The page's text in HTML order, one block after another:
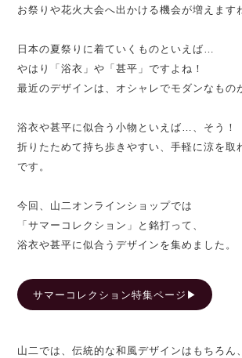
お祭りや花火大会へ出かける機会が増えます
日本の夏祭りに着ていくものといえば…
やはり「浴衣」や「甚平」ですよね！
最近のデザインは、オシャレでモダンなもの
浴衣や甚平に似合う小物といえば…、そう！
折りたためて持ち歩きやすい、手軽に涼を取
です。
今回、山二オンラインショップでは
「サマーコレクション」と銘打って、
浴衣や甚平に似合うデザインを集めました。
サマーコレクション特集ページ▶︎
山二では、伝統的な和風デザインはもちろん、